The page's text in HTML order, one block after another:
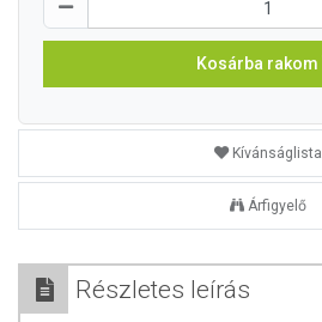
Kosárba rakom
Kívánságlista
Árfigyelő
Részletes leírás